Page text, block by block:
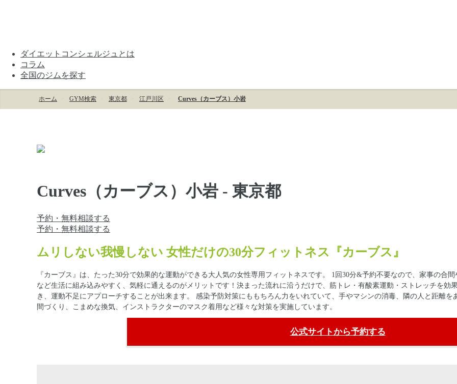
ダイエットコンシェルジュとは
コラム
全国のジムを探す
ホーム GYM検索 東京都 江戸川区 Curves（カーブス）小岩
Curves（カーブス）小岩 - 東京都
予約・無料相談する
予約・無料相談する
ムリしない我慢しない 女性だけの30分フィットネス『カーブス』
『カーブス』は、たった30分で効果的な運動ができる大人気の女性専用フィットネスです。 1回30分&予約不要なので、家事の合
など生活に組み込みやすく、気軽に通えるのがメリットです！決まった流れに沿うだけで、筋トレ・有酸素運動・ストレッチを効
き、運動不足にアプローチすることが出来ます。 感染予防対策にももちろん力をいれていて、手やマシンの消毒、隣の人と距離を
間づくり、こまめな換気、インストラクターのマスク着用など様々な対策を実施しています。
公式サイトから予約する